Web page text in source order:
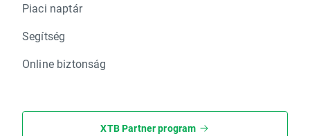
Piaci naptár
Segítség
Online biztonság
XTB Partner program